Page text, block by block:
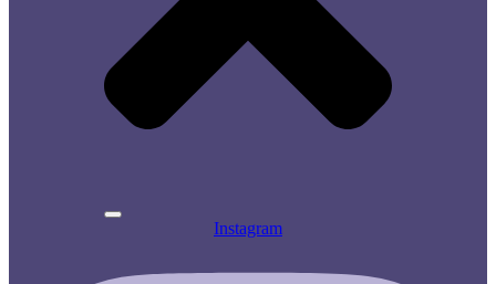
Instagram